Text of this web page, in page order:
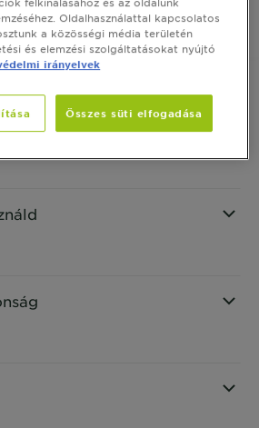
MEG ONLINE
Oldalhasználattal kapcsolatos
a közösségi média területén
és elemzési szolgáltatásokat nyújtó
irányelvek
Összes süti elfogadása